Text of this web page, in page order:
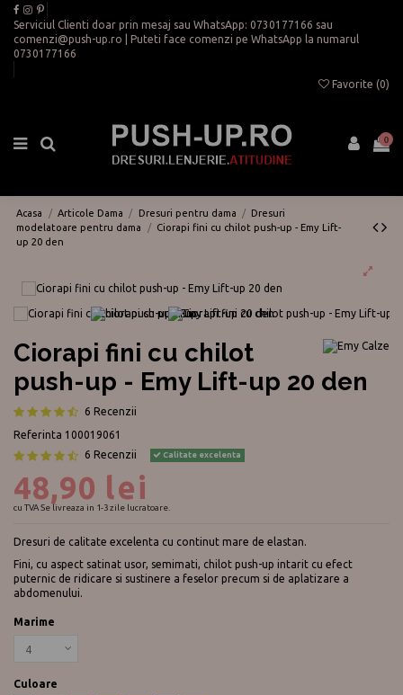
Serviciul Clienti doar prin mesaj sau WhatsApp: 0730177166 sau
comenzi@push-up.ro | Puteti face comenzi pe WhatsApp la numarul
0730177166
Favorite (0)
0
Acasa Articole Dama Dresuri pentru dama
Dresuri
modelatoare pentru dama
Ciorapi fini cu chilot push-up - Emy Lift-
up 20 den
Ciorapi fini cu chilot
push-up - Emy Lift-up 20 den
6 Recenzii
Referinta 100019061
6 Recenzii
Calitate excelenta
48,90 lei
cu TVASe livreaza in 1-3 zile lucratoare.
Dresuri de calitate excelenta cu continut mare de elastan.
Fini, cu aspect satinat usor, semimati, chilot push-up intarit cu efect
puternic de ridicare si sustinere a feselor precum si de aplatizare a
abdomenului.
Marime
Culoare